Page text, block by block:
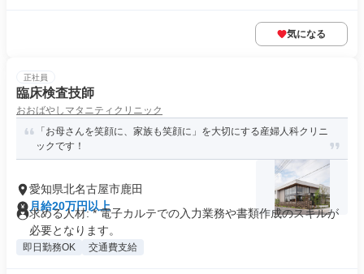
気になる
正社員
臨床検査技師
おおばやしマタニティクリニック
「お母さんを笑顔に、家族も笑顔に」を大切にする産婦人科クリニ
ックです！
愛知県北名古屋市鹿田
月給20万円以上
求める人材: * 電子カルテでの入力業務や書類作成のスキルが
必要となります。
即日勤務OK 交通費支給